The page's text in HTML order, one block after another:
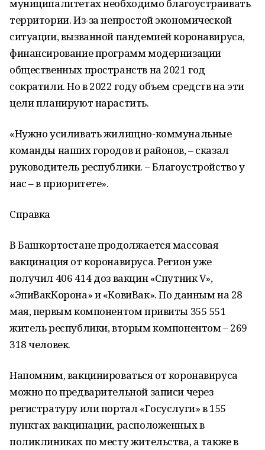
муниципалитетах необходимо благоустраивать
территории. Из-за непростой экономической
ситуации, вызванной пандемией коронавируса,
финансирование программ модернизации
общественных пространств на 2021 год
сократили. Но в 2022 году объем средств на эти
цели планируют нарастить.
«Нужно усиливать жилищно-коммунальные
команды наших городов и районов, – сказал
руководитель республики. – Благоустройство у
нас – в приоритете».
Справка
В Башкортостане продолжается массовая
вакцинация от коронавируса. Регион уже
получил 406 414 доз вакцин «Спутник V»,
«ЭпиВакКорона» и «КовиВак». По данным на 28
мая, первым компонентом привиты 355 551
житель республики, вторым компонентом – 269
318 человек.
Напомним, вакцинироваться от коронавируса
можно по предварительной записи через
регистратуру или портал «Госуслуги» в 155
пунктах вакцинации, расположенных в
поликлиниках по месту жительства, а также в